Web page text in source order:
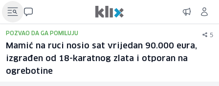
POZVAO DA GA POMILUJU 5
Mamić na ruci nosio sat vrijedan 90.000 eura,
izgrađen od 18-karatnog zlata i otporan na
ogrebotine